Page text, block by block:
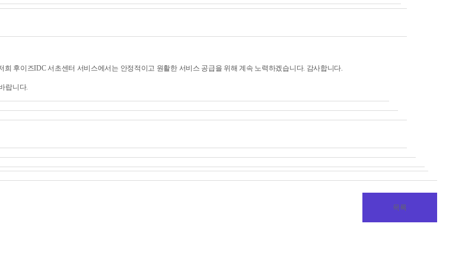
후이즈IDC 서초센터 서비스에서는 안정적이고 원활한 서비스 공급을 위해 계속 노력하겠습니다. 감사합니다.
랍니다.
목록